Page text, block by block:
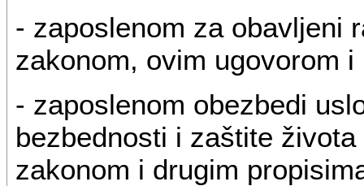
- zaposlenom za obavljeni
zakonom, ovim ugovorom
- zaposlenom obezbedi
bezbednosti i zaštite
zakonom i drugim